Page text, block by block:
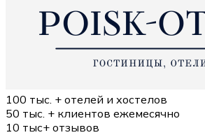
100 тыс. + отелей и хостелов
50 тыс. + клиентов ежемесячно
10 тыс+ отзывов